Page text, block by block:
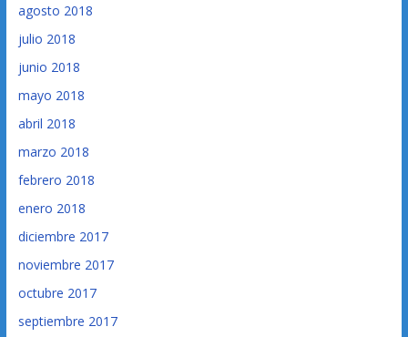
agosto 2018
julio 2018
junio 2018
mayo 2018
abril 2018
marzo 2018
febrero 2018
enero 2018
diciembre 2017
noviembre 2017
octubre 2017
septiembre 2017